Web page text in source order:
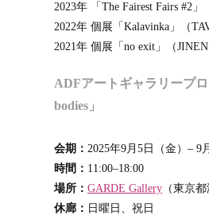
2023年 「The Fairest Fairs #2
2022年 個展「Kalavinka」（
2021年 個展「no exit」（
ADFアートギャラリープ
bodies」
会期： 2025年9月5日（金）– 9
時間： 11:00–18:00
場所： GARDE Gallery （東京
休廊： 日曜日、祝日